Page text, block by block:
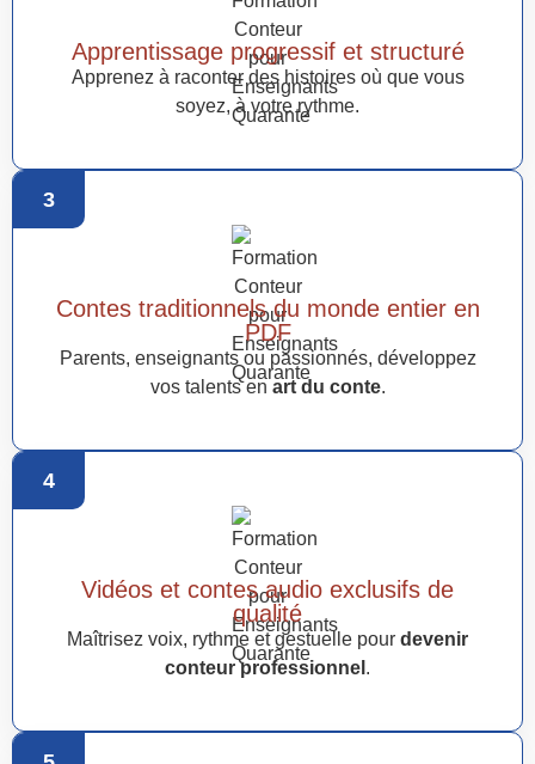
Apprentissage progressif et structuré
Apprenez à raconter des histoires où que vous
soyez, à votre rythme.
3
Contes traditionnels du monde entier en
PDF
Parents, enseignants ou passionnés, développez
vos talents en art du conte.
4
Vidéos et contes audio exclusifs de
qualité
Maîtrisez voix, rythme et gestuelle pour devenir
conteur professionnel .